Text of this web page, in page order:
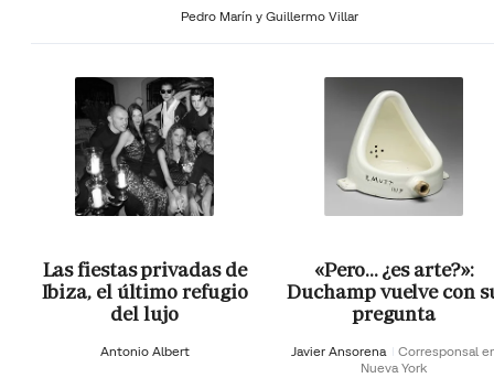
Pedro Marín y Guillermo Villar
Las fiestas privadas de
Ibiza, el último refugio
del lujo
Antonio Albert
«Pero… ¿es arte?»:
Duchamp vuelve con
pregunta
Javier Ansorena
Corresponsal
Nueva York